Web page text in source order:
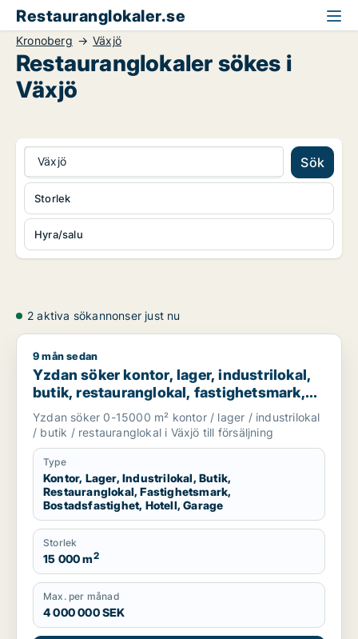
Restauranglokaler.se
Kronoberg Växjö
Restauranglokaler sökes i
Växjö
Växjö Sök
Hyra/salu
Storlek
2 aktiva sökannonser just nu
Yzdan söker kontor, lager, industrilokal, butik,
9 mån sedan
Yzdan söker kontor, lager, industrilokal,
butik, restauranglokal, fastighetsmark,
bostadsfastighet, hotell eller garage till
salu i Växjö
Yzdan söker 0-15000 m² kontor / lager / industrilokal
/ butik / restauranglokal i Växjö till försäljning
Type
Kontor, Lager, Industrilokal, Butik,
Restauranglokal, Fastighetsmark,
Bostadsfastighet, Hotell, Garage
Storlek
15 000 m2
Max. per månad
4 000 000 SEK